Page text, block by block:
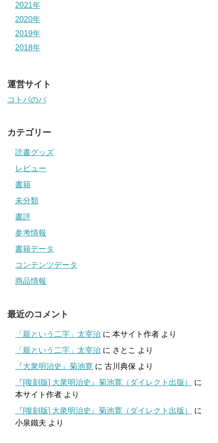
2021年
2020年
2019年
2018年
運営サイト
コトバのバ
カテゴリー
読書グッズ
レビュー
書籍
未分類
書評
参考情報
書籍データ
コンテンツデータ
商品情報
最近のコメント
「親という二字」太宰治 に 本サイト作者 より
「親という二字」太宰治 に さとこ より
『大衆明治史』菊池寛 に 古川典保 より
『[復刻版] 大衆明治史』菊池寛（ダイレクト出版）
に
本サイト作者 より
『[復刻版] 大衆明治史』菊池寛（ダイレクト出版）
に
小泉鐵夫 より